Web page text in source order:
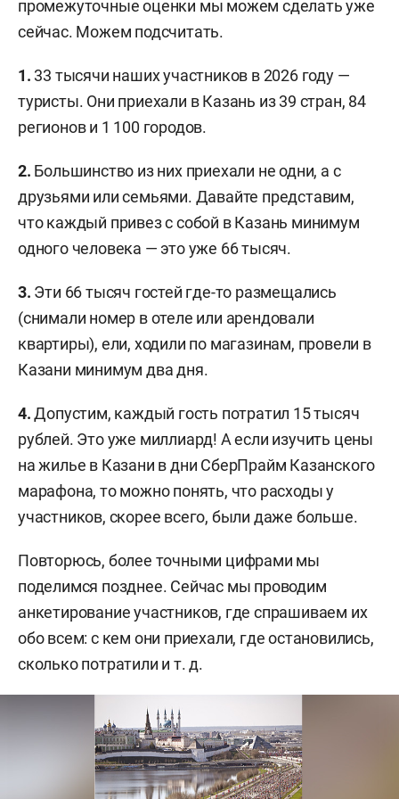
промежуточные оценки мы можем сделать уже
сейчас. Можем подсчитать.
1. 33 тысячи наших участников в 2026 году —
туристы. Они приехали в Казань из 39 стран, 84
регионов и 1 100 городов.
2. Большинство из них приехали не одни, а с
друзьями или семьями. Давайте представим,
что каждый привез с собой в Казань минимум
одного человека — это уже 66 тысяч.
3. Эти 66 тысяч гостей где-то размещались
(снимали номер в отеле или арендовали
квартиры), ели, ходили по магазинам, провели в
Казани минимум два дня.
4.Допустим, каждый гость потратил 15 тысяч
рублей. Это уже миллиард! А если изучить цены
на жилье в Казани в дни СберПрайм Казанского
марафона, то можно понять, что расходы у
участников, скорее всего, были даже больше.
Повторюсь, более точными цифрами мы
поделимся позднее. Сейчас мы проводим
анкетирование участников, где спрашиваем их
обо всем: с кем они приехали, где остановились,
сколько потратили и т. д.